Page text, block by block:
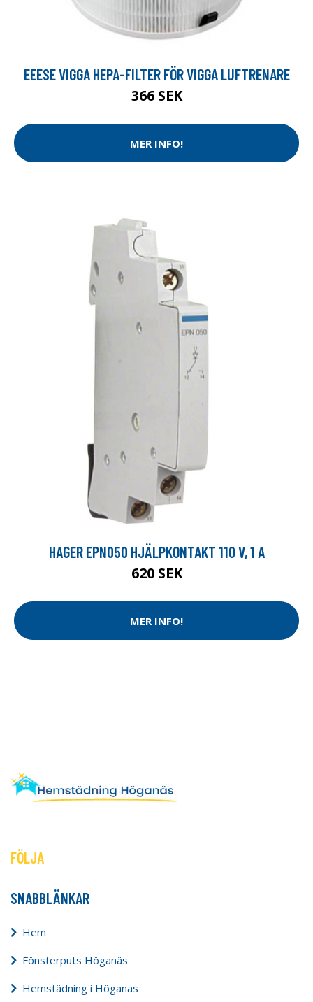
EEESE VIGGA HEPA-FILTER FÖR VIGGA LUFTRENARE
366 SEK
MER INFO!
HAGER EPN050 HJÄLPKONTAKT 110 V, 1 A
620 SEK
MER INFO!
FÖLJA
SNABBLÄNKAR
Hem
Fönsterputs Höganäs
Hemstädning i Höganäs